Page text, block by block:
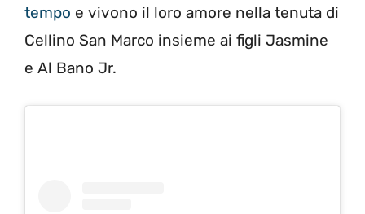
tempo e vivono il loro amore nella tenuta di
Cellino San Marco insieme ai figli Jasmine
e Al Bano Jr.